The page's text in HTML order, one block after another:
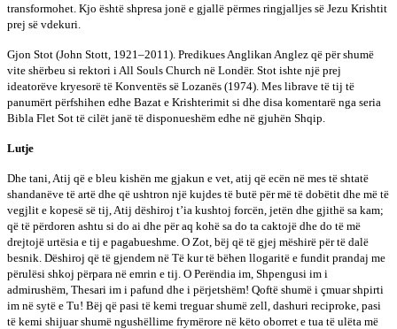
transformohet. Kjo është shpresa jonë e gjallë përmes ringjalljes së Jezu Krishtit
prej së vdekuri.
Gjon Stot (John Stott, 1921–2011). Predikues Anglikan Anglez që për shumë
vite shërbeu si rektori i All Souls Church në Londër. Stot ishte një prej
ideatorëve kryesorë të Konventës së Lozanës (1974). Mes librave të tij të
panumërt përfshihen edhe Bazat e Krishterimit si dhe disa komentarë nga seria
Bibla Flet Sot të cilët janë të disponueshëm edhe në gjuhën Shqip.
Lutje
Dhe tani, Atij që e bleu kishën me gjakun e vet, atij që ecën në mes të shtatë
shandanëve të artë dhe që ushtron një kujdes të butë për më të dobëtit dhe më të
vegjlit e kopesë së tij, Atij dëshiroj t’ia kushtoj forcën, jetën dhe gjithë sa kam;
që të përdoren ashtu si do ai dhe për aq kohë sa do ta caktojë dhe do të më
drejtojë urtësia e tij e pagabueshme. O Zot, bëj që të gjej mëshirë për të dalë
besnik. Dëshiroj që të gjendem në Të kur të bëhen llogaritë e fundit prandaj me
përulësi shkoj përpara në emrin e tij. O Perëndia im, Shpengusi im i
admirushëm, Thesari im i pafund dhe i përjetshëm! Qoftë shumë i çmuar shpirti
im në sytë e Tu! Bëj që pasi të kemi treguar shumë zell, dashuri reciproke, pasi
të kemi shijuar shumë ngushëllime frymërore në këto oborret e tua të ulëta më